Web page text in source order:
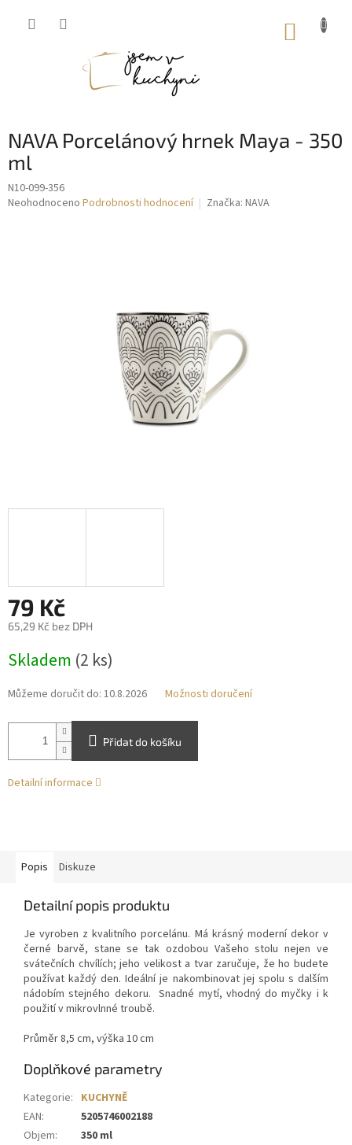
NAVA Porcelánový hrnek Maya - 350
ml
N10-099-356
Průměrné
Neohodnoceno Podrobnosti hodnocení Značka: NAVA
79 Kč
65,29 Kč bez DPH
cena:
Skladem (2 ks)
Můžeme doručit do: 10.8.2026 Možnosti doručení
Přidat do košíku
Detailní informace
Popis Diskuze
Detailní popis produktu
Je vyroben z kvalitního porcelánu. Má krásný moderní dekor v
černé barvě, stane se tak ozdobou Vašeho stolu nejen ve
svátečních chvílích; jeho velikost a tvar zaručuje, že ho budete
používat každý den. Ideální je nakombinovat jej spolu s dalším
nádobím stejného dekoru. Snadné mytí, vhodný do myčky i k
použití v mikrovlnné troubě.
Průměr 8,5 cm, výška 10 cm
Doplňkové parametry
Kategorie: KUCHYNĚ
EAN:
5205746002188
Objem: 350 ml